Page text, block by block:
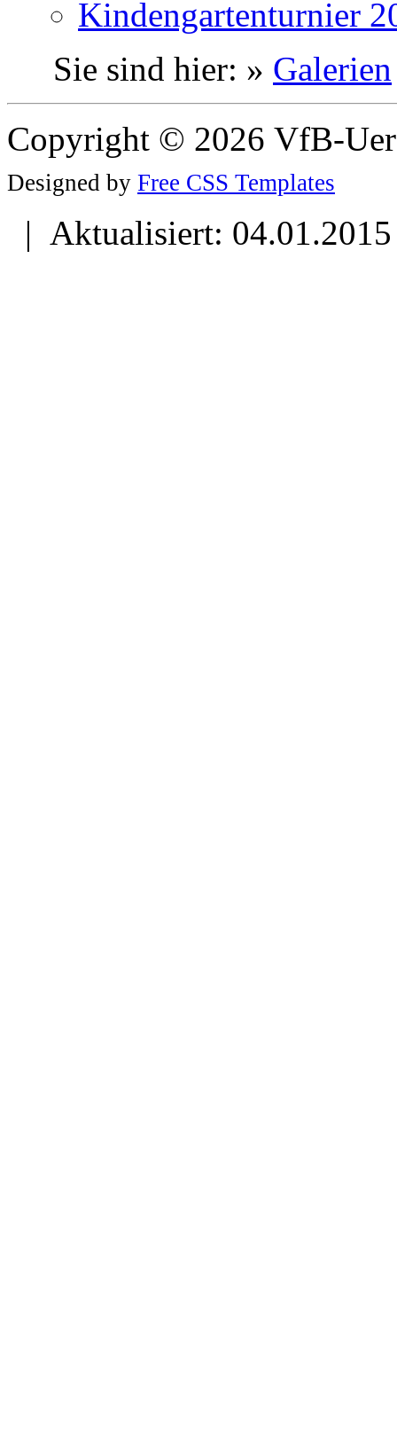
Kindengartenturnier
Sie sind hier: » Galerien
Copyright © 2026 VfB-
Designed by Free CSS Templates
| Aktualisiert: 04.01.2015